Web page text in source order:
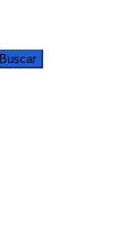
Buscar